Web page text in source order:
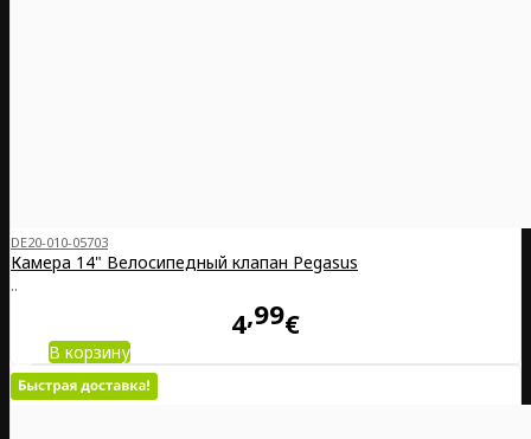
DE20-010-05703
Камера 14" Велосипедный клапан Pegasus
..
4 99€
В корзину